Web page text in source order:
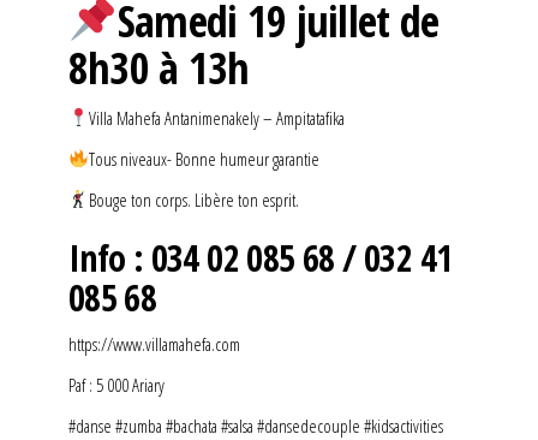
Samedi 19 juillet de
8h30 à 13h
Villa Mahefa Antanimenakely – Ampitatafika
Tous niveaux- Bonne humeur garantie
Bouge ton corps. Libère ton esprit.
Info : 034 02 085 68 / 032 41
085 68
https://www.villamahefa.com
Paf : 5 000 Ariary
#danse #zumba #bachata #salsa #dansedecouple #kidsactivities